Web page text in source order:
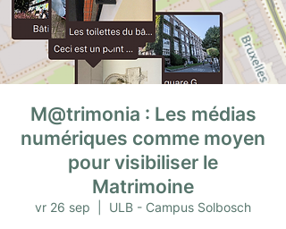
M@trimonia : Les médias
numériques comme moyen
pour visibiliser le
Matrimoine
vr 26 sep ULB - Campus Solbosch